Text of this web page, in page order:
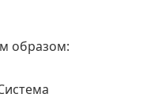
образом: